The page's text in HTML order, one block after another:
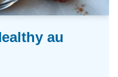
au